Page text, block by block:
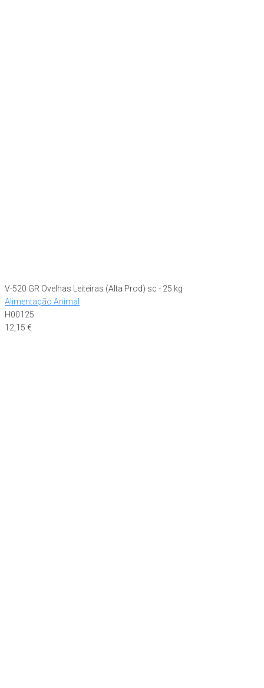
V-520 GR Ovelhas Leiteiras (Alta Prod) sc - 25 kg
Alimentação Animal
H00125
12,15 €